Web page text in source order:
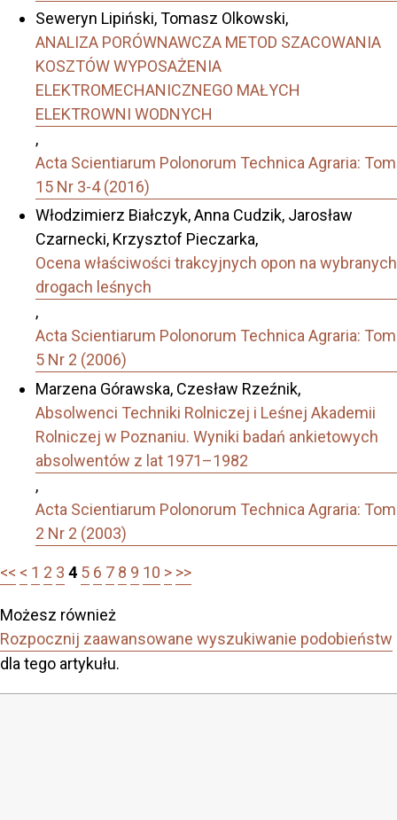
Seweryn Lipiński, Tomasz Olkowski,
ANALIZA PORÓWNAWCZA METOD SZACOWANIA
KOSZTÓW WYPOSAŻENIA
ELEKTROMECHANICZNEGO MAŁYCH
ELEKTROWNI WODNYCH
,
Acta Scientiarum Polonorum Technica Agraria: Tom
15 Nr 3-4 (2016)
Włodzimierz Białczyk, Anna Cudzik, Jarosław
Czarnecki, Krzysztof Pieczarka,
Ocena właściwości trakcyjnych opon na wybranych
drogach leśnych
,
Acta Scientiarum Polonorum Technica Agraria: Tom
5 Nr 2 (2006)
Marzena Górawska, Czesław Rzeźnik,
Absolwenci Techniki Rolniczej i Leśnej Akademii
Rolniczej w Poznaniu. Wyniki badań ankietowych
absolwentów z lat 1971–1982
,
Acta Scientiarum Polonorum Technica Agraria: Tom
2 Nr 2 (2003)
<< < 1 2 3 4 5 6 7 8 9 10 > >>
Możesz również
Rozpocznij zaawansowane wyszukiwanie podobieństw
dla tego artykułu.